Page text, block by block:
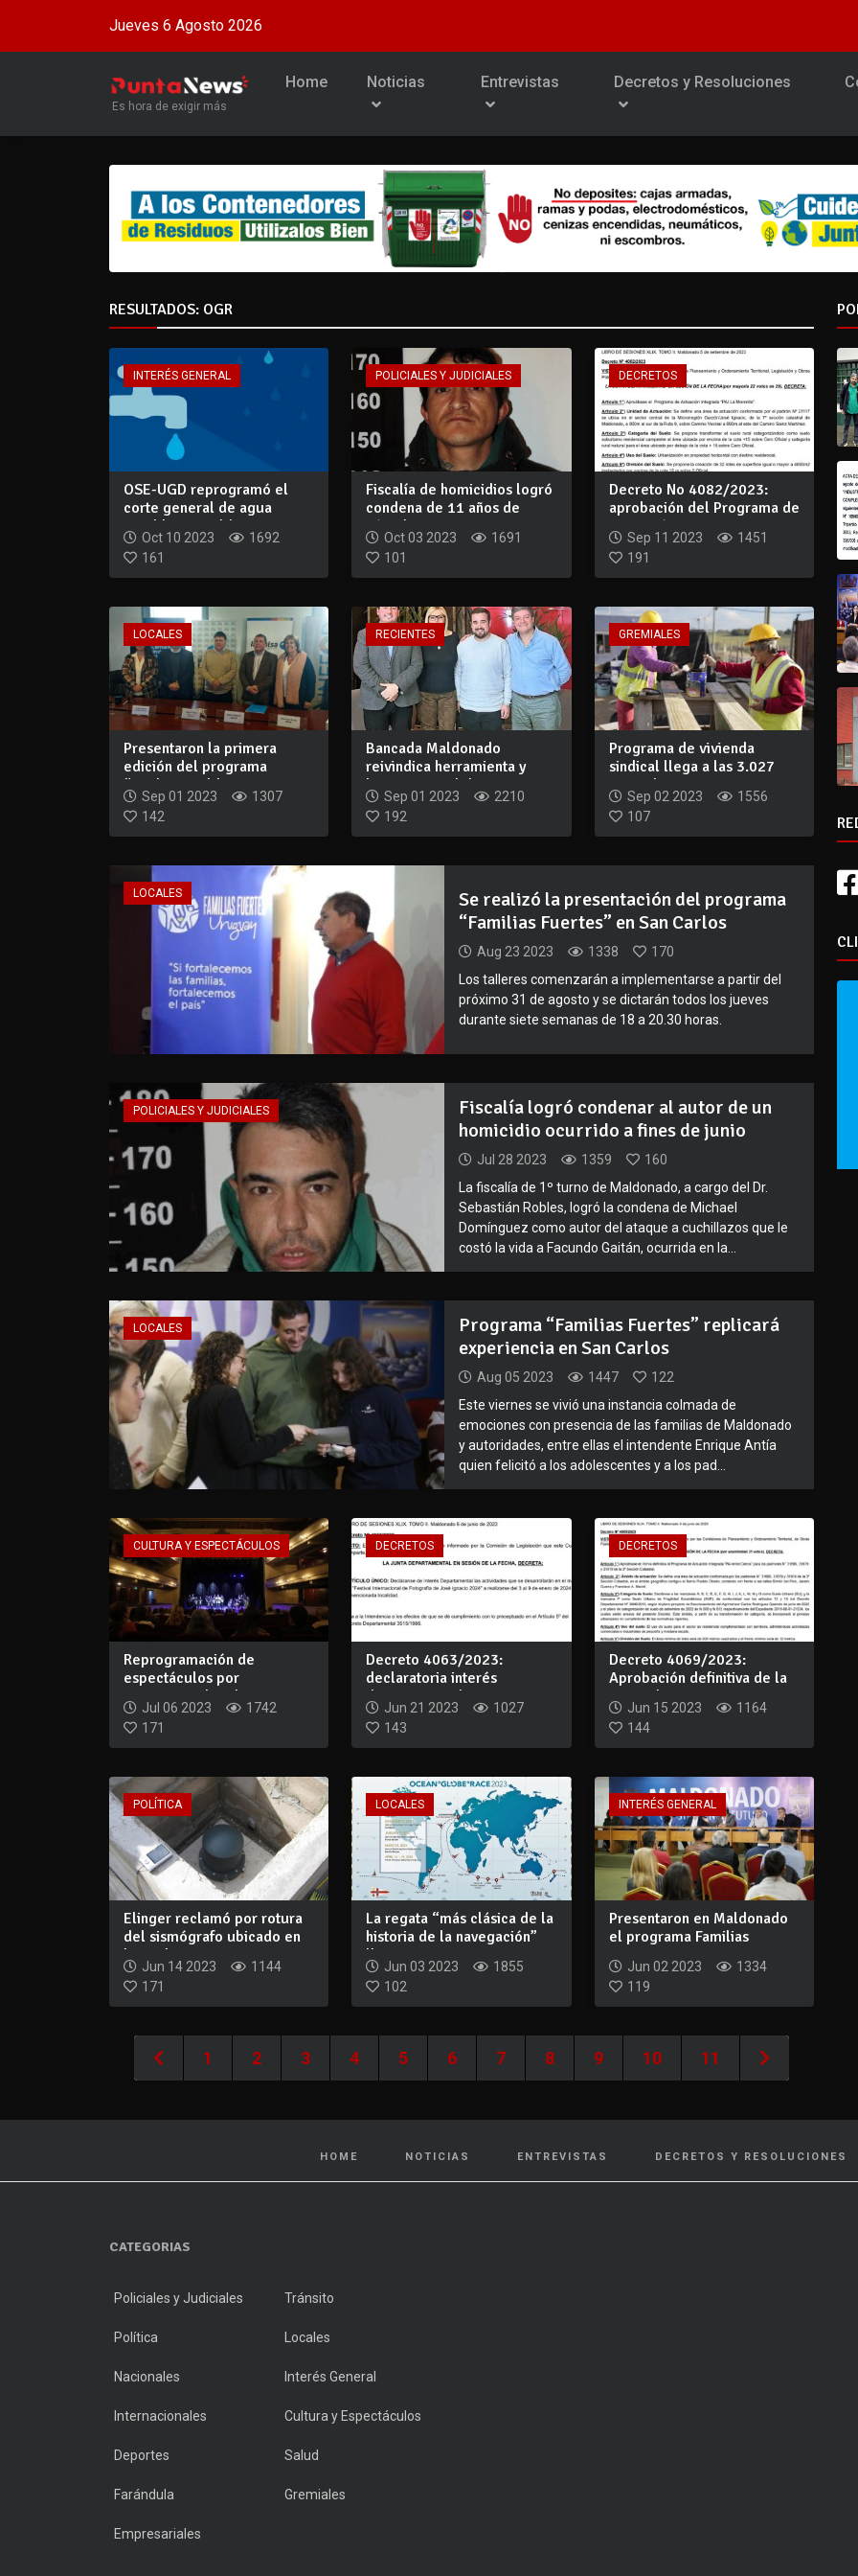
Jueves 6 Agosto 2026
Es hora de exigir más
Home Noticias Entrevistas Decretos y Resoluciones
RESULTADOS: OGR
INTERÉS GENERAL
OSE-UGD reprogramó el
corte general de agua
potable en Maldo...
Oct 10 2023
1692
161
POLICIALES Y JUDICIALES
Fiscalía de homicidios logró
condena de 11 años de
cárcel pa...
Oct 03 2023
1691
101
DECRETOS
Decreto No 4082/2023:
aprobación del Programa de
Actuación I...
Sep 11 2023
1451
191
LOCALES
Presentaron la primera
edición del programa
“Acelera Maldona...
Sep 01 2023
1307
142
RECIENTES
Bancada Maldonado
reivindica herramienta y
logros para el de...
Sep 01 2023
2210
192
GREMIALES
Programa de vivienda
sindical llega a las 3.027
viviendas en...
Sep 02 2023
1556
107
LOCALES
Se realizó la presentación del programa
“Familias Fuertes” en San Carlos
Aug 23 2023 1338
170
Los talleres comenzarán a implementarse a partir del
próximo 31 de agosto y se dictarán todos los jueves
durante siete semanas de 18 a 20.30 horas.
POLICIALES Y JUDICIALES
Fiscalía logró condenar al autor de un
homicidio ocurrido a fines de junio
Jul 28 2023 1359
160
La fiscalía de 1º turno de Maldonado, a cargo del Dr.
Sebastián Robles, logró la condena de Michael
Domínguez como autor del ataque a cuchillazos que le
costó la vida a Facundo Gaitán, ocurrida en la...
LOCALES
Programa “Familias Fuertes” replicará
experiencia en San Carlos
Aug 05 2023 1447
122
Este viernes se vivió una instancia colmada de
emociones con presencia de las familias de Maldonado
y autoridades, entre ellas el intendente Enrique Antía
quien felicitó a los adolescentes y a los pad...
CULTURA Y ESPECTÁCULOS
Reprogramación de
espectáculos por
vacaciones de julio en Te...
Jul 06 2023
1742
171
DECRETOS
Decreto 4063/2023:
declaratoria interés
departamental, Festi...
Jun 21 2023
1027
143
DECRETOS
Decreto 4069/2023:
Aprobación definitiva de la
Junta al Prog...
Jun 15 2023
1164
144
POLÍTICA
Elinger reclamó por rotura
del sismógrafo ubicado en
la ciud...
Jun 14 2023
1144
171
LOCALES
La regata “más clásica de la
historia de la navegación”
lleg...
Jun 03 2023
1855
102
INTERÉS GENERAL
Presentaron en Maldonado
el programa Familias
Jun 02 2023
1334
119
1 2 3 4 5 6 7 8 9 10 11
HOME NOTICIAS ENTREVISTAS DECRETOS Y RESOLUCIONES
CATEGORIAS
Policiales y Judiciales Tránsito
Política Locales
Nacionales Interés General
Internacionales Cultura y Espectáculos
Deportes Salud
Farándula Gremiales
Empresariales